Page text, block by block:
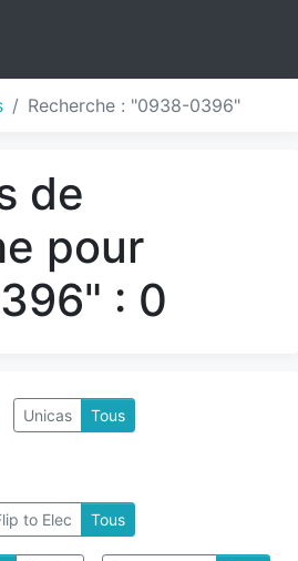
Recherche : "0938-0396"
de
pour
: 0
Unicas Tous
to Elec Tous